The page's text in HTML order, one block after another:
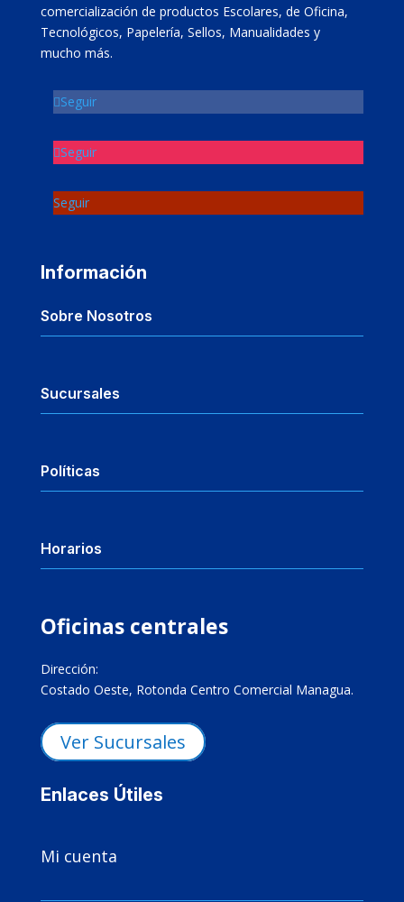
comercialización de productos Escolares, de Oficina,
Tecnológicos, Papelería, Sellos, Manualidades y
mucho más.
Seguir
Seguir
Seguir
Información
Sobre Nosotros
Sucursales
Políticas
Horarios
Oficinas centrales
Dirección:
Costado Oeste, Rotonda Centro Comercial Managua.
Ver Sucursales
Enlaces Útiles
Mi cuenta